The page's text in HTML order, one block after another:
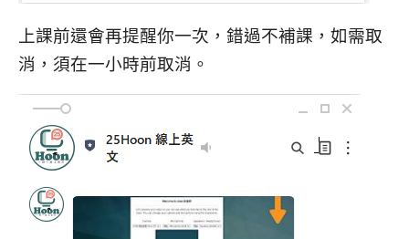
上課前還會再提醒你一次，錯過不補課，如需取
消，須在一小時前取消。